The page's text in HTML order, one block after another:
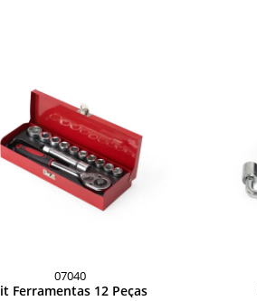
07040
Ferramentas 12 Peças